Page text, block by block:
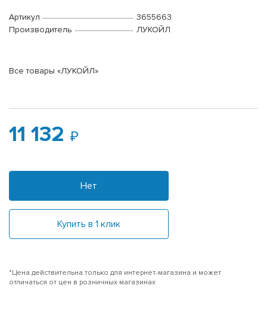
Артикул
3655663
Производитель
ЛУКОЙЛ
Все товары «ЛУКОЙЛ»
11 132
Нет
Купить в 1 клик
*Цена действительна только для интернет-магазина и может
отличаться от цен в розничных магазинах